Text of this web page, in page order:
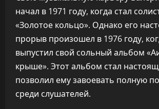
начал в 1971 году, когда стал
«Золотое кольцо». Однако его
прорыв произошел в 1976 году,
выпустил свой сольный альбом
крыше». Этот альбом стал
позволил ему завоевать полную
среди слушателей.